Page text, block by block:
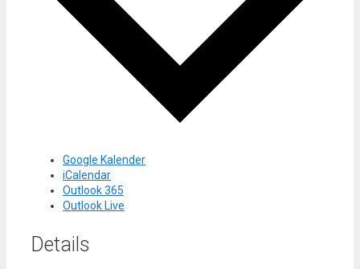
Google Kalender
iCalendar
Outlook 365
Outlook Live
Details